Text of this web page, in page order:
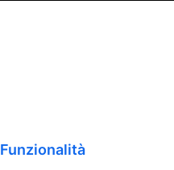
Funzionalità